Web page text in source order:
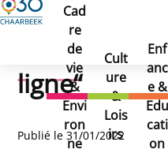
Cad
re
de
vie
&
Envi
ron
ne
Cult
ure
&
Lois
irs
Enf
anc
e &
Edu
cati
on
Les
CPAS sont
ligne“
CPAS sont
ligne“
Publié le 31/01/2022